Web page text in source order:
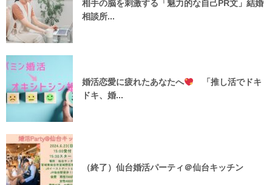
相手の脳を刺激する「魅力的な自己PR文」結婚
相談所...
婚活恋愛に疲れたあなたへ
「推し活でドキ
ドキ、婚...
（終了）仙台婚活パーティ＠仙台キッチン